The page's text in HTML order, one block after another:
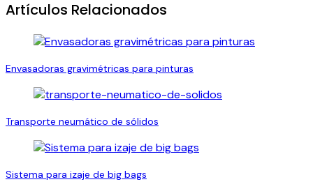
para
volumétricas
Artículos Relacionados
Envasadoras gravimétricas para pinturas
Transporte neumático de sólidos
Sistema para izaje de big bags